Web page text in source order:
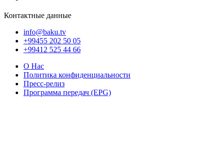
Контактные данные
info@baku.tv
+99455 202 50 05
+99412 525 44 66
О Нас
Политика конфиденциальности
Пресс-релиз
Программа передач (EPG)